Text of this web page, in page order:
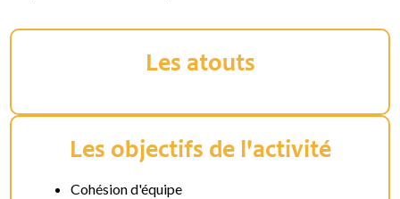
Les atouts
Les objectifs de l'activité
Cohésion d'équipe